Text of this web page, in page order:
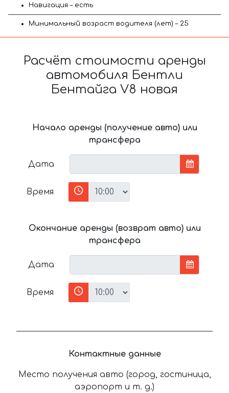
Навигация – есть
Минимальный возраст водителя (лет) – 25
Расчёт стоимости аренды
автомобиля Бентли
Бентайга V8 новая
Начало аренды (получение авто) или
трансфера
Дата
Время
Окончание аренды (возврат авто) или
трансфера
Дата
Время
Контактные данные
Место получения авто (город, гостиница,
аэропорт и т. д.)